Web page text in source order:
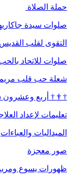
حملة الصلاة
صلوات سيدة
التقوى لقلب
صلوات للاتحاد
شعلة حب قلب مريم
†
†
† أربع وعشرون
تعليمات لإعداد
الميداليات والعباءات
صور معجزة
ظهورات يسوع